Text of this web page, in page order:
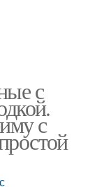
с
с